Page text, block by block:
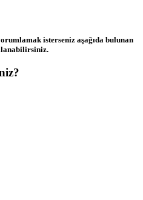
isterseniz aşağıda bulunan